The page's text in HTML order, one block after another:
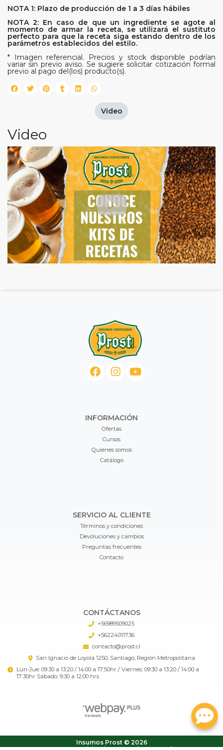
NOTA 1: Plazo de producción de 1 a 3 días hábiles
NOTA 2: En caso de que un ingrediente se agote al
momento de armar la receta, se utilizará el sustituto
perfecto para que la receta siga estando dentro de los
parámetros establecidos del estilo.
* Imagen referencial. Precios y stock disponible podrían
variar sin previo aviso. Se sugiere solicitar cotización formal
previo al pago del(los) producto(s).
Video
Video
INFORMACIÓN
Ofertas
Cursos
Quienes somos
Catálogo
SERVICIO AL CLIENTE
Términos y condiciones
Devoluciones y cambios
Preguntas frecuentes
Contacto
CONTÁCTANOS
+56989509025
+56224011736
contacto@prost.cl
San Ignacio de Loyola 1250, Santiago, Región Metropolitana
Lun-Jue: 09:30 a 13:20 / 14:00 a 17:50hr / Viernes: 09:30 a 13:20 / 14:00 a
17:30hr Sábado: 9:30 a 12:00 hrs
Insumos Prost © 2026